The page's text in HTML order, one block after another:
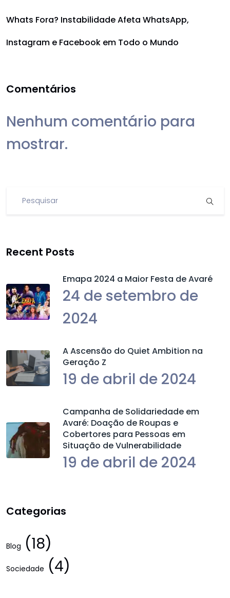
Whats Fora? Instabilidade Afeta WhatsApp,
Instagram e Facebook em Todo o Mundo
Comentários
Nenhum comentário para
mostrar.
Recent Posts
Emapa 2024 a Maior Festa de Avaré
24 de setembro de
2024
A Ascensão do Quiet Ambition na
Geração Z
19 de abril de 2024
Campanha de Solidariedade em
Avaré: Doação de Roupas e
Cobertores para Pessoas em
Situação de Vulnerabilidade
19 de abril de 2024
Categorias
Blog (18)
Sociedade (4)